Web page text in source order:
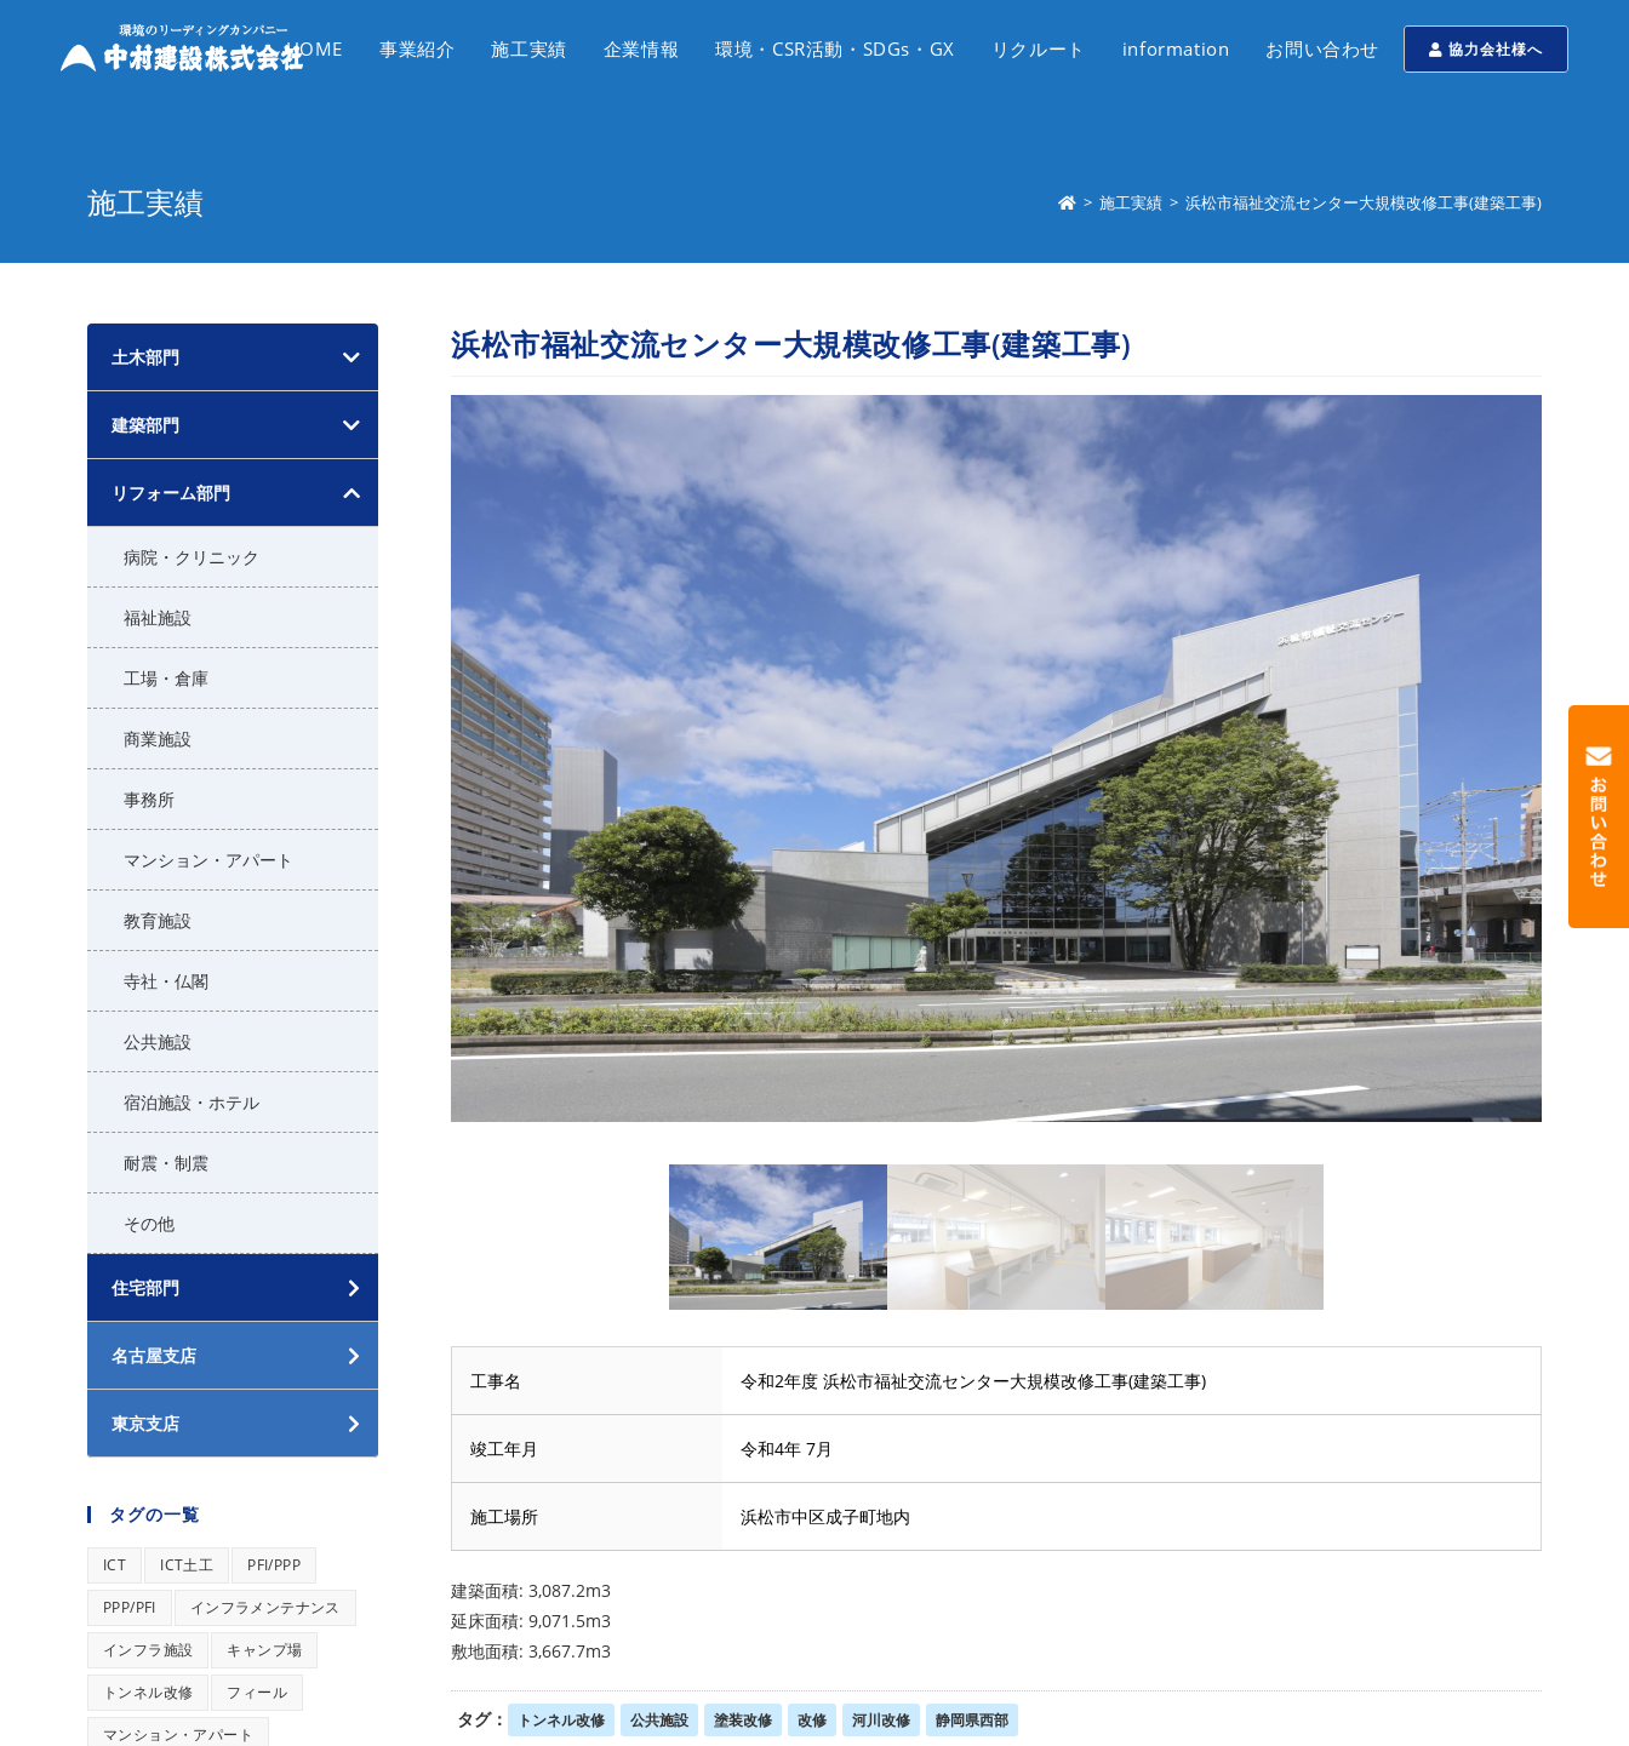
協力会社様へ
HOME 事業紹介 施工実績 企業情報 環境・CSR活動・SDGs・GX リクルート information お問い合わせ
施工実績 > 施工実績 > 浜松市福祉交流センター大規模改修工事(建築工事)
浜松市福祉交流センター大規模改修工事(建築工事)
工事名 令和2年度 浜松市福祉交流センター大規模改修工事(建築工事)
竣工年月 令和4年 7月
施工場所 浜松市中区成子町地内
建築面積: 3,087.2m3
延床面積: 9,071.5m3
敷地面積: 3,667.7m3
タグ： トンネル改修 公共施設 塗装改修 改修 河川改修 静岡県西部
土木部門
建築部門
リフォーム部門
病院・クリニック
福祉施設
工場・倉庫
商業施設
事務所
マンション・アパート
教育施設
寺社・仏閣
公共施設
宿泊施設・ホテル
耐震・制震
その他
住宅部門
名古屋支店
東京支店
タグの一覧
ICT ICT土工 PFI/PPP
PPP/PFI インフラメンテナンス
インフラ施設 キャンプ場
トンネル改修 フィール
マンション・アパート